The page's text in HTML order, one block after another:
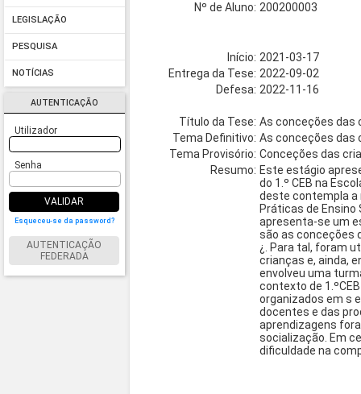
LEGISLAÇÃO
PESQUISA
NOTÍCIAS
AUTENTICAÇÃO
Utilizador
Senha
VALIDAR
Esqueceu-se da password?
AUTENTICAÇÃO
FEDERADA
Nº de Aluno: 200200003
Início: 2021-03-17
Entrega da Tese: 2022-09-02
Defesa: 2022-11-16
Título da Tese: As conceções das
Tema Definitivo: As conceções das
Tema Provisório: Conceções das
Resumo: Este estágio
do 1.º CEB na
deste contempla a
Práticas de
apresenta-se um
são as conceções
¿. Para tal, foram
crianças e, ainda,
envolveu uma
contexto de
organizados em s
docentes e das
aprendizagens
socialização. Em
dificuldade na